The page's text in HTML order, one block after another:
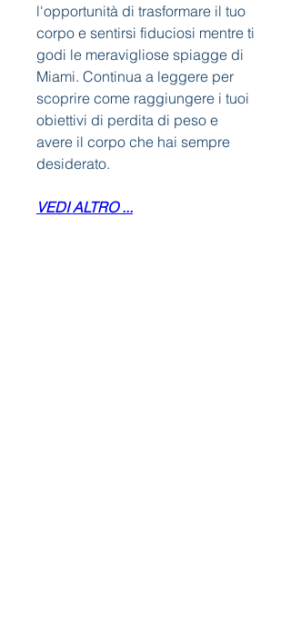
l'opportunità di trasformare il tuo
corpo e sentirsi fiduciosi mentre ti
godi le meravigliose spiagge di
Miami. Continua a leggere per
scoprire come raggiungere i tuoi
obiettivi di perdita di peso e
avere il corpo che hai sempre
desiderato.
VEDI ALTRO ...